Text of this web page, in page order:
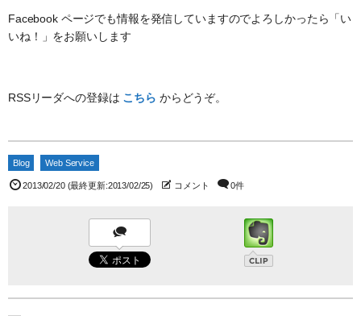
Facebook ページでも情報を発信していますのでよろしかったら「い
いね！」をお願いします
RSSリーダへの登録は こちら からどうぞ。
Blog Web Service
2013/02/20(最終更新:2013/02/25) コメント 0件